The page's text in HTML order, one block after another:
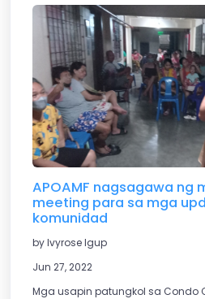
APOAMF nagsagawa ng
meeting para sa mga
komunidad
by Ivyrose Igup
Jun 27, 2022
Mga usapin patungkol sa Condo